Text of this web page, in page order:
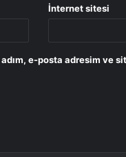
İnternet sitesi
e-posta adresim ve